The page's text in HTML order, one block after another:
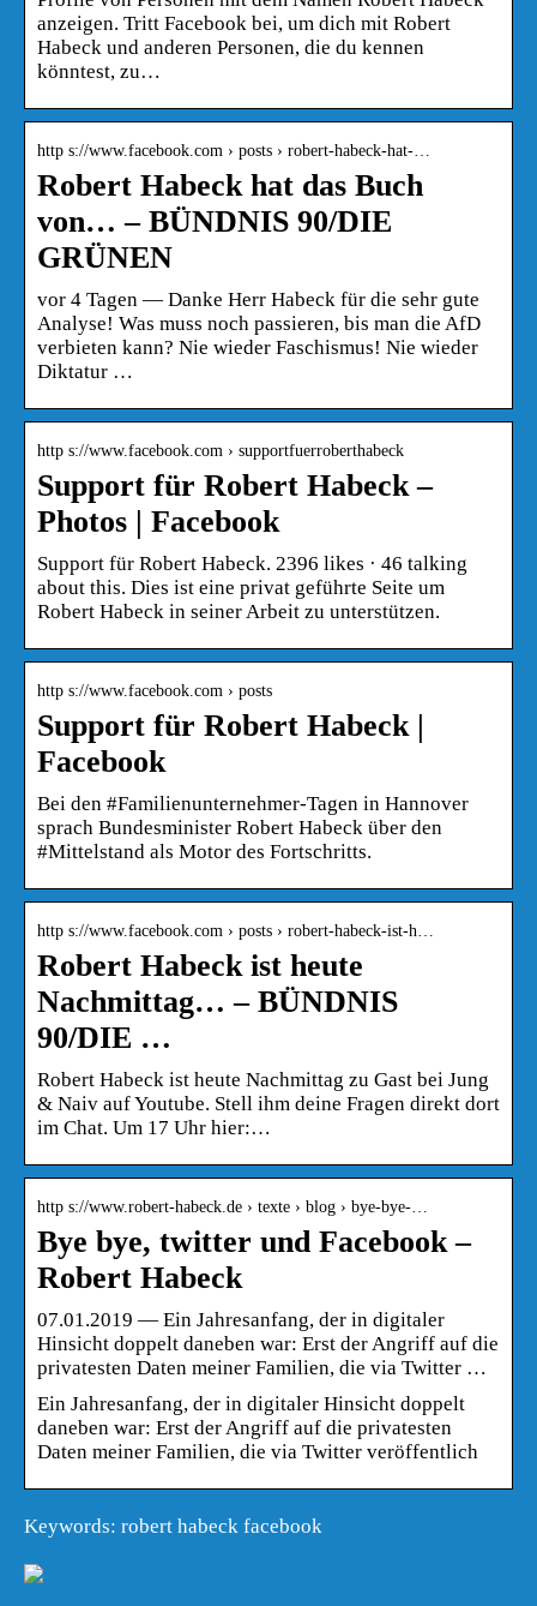
anzeigen. Tritt Facebook bei, um dich mit Robert
Habeck und anderen Personen, die du kennen
könntest, zu…
http s://www.facebook.com › posts › robert-habeck-hat-…
Robert Habeck hat das Buch
von… – BÜNDNIS 90/DIE
GRÜNEN
vor 4 Tagen — Danke Herr Habeck für die sehr gute
Analyse! Was muss noch passieren, bis man die AfD
verbieten kann? Nie wieder Faschismus! Nie wieder
Diktatur …
http s://www.facebook.com › supportfuerroberthabeck
Support für Robert Habeck –
Photos | Facebook
Support für Robert Habeck. 2396 likes · 46 talking
about this. Dies ist eine privat geführte Seite um
Robert Habeck in seiner Arbeit zu unterstützen.
http s://www.facebook.com › posts
Support für Robert Habeck |
Facebook
Bei den #Familienunternehmer-Tagen in Hannover
sprach Bundesminister Robert Habeck über den
#Mittelstand als Motor des Fortschritts.
http s://www.facebook.com › posts › robert-habeck-ist-h…
Robert Habeck ist heute
Nachmittag… – BÜNDNIS
90/DIE …
Robert Habeck ist heute Nachmittag zu Gast bei Jung
& Naiv auf Youtube. Stell ihm deine Fragen direkt dort
im Chat. Um 17 Uhr hier:…
http s://www.robert-habeck.de › texte › blog › bye-bye-…
Bye bye, twitter und Facebook –
Robert Habeck
07.01.2019 — Ein Jahresanfang, der in digitaler
Hinsicht doppelt daneben war: Erst der Angriff auf die
privatesten Daten meiner Familien, die via Twitter …
Ein Jahresanfang, der in digitaler Hinsicht doppelt
daneben war: Erst der Angriff auf die privatesten
Daten meiner Familien, die via Twitter veröffentlich
Keywords: robert habeck facebook